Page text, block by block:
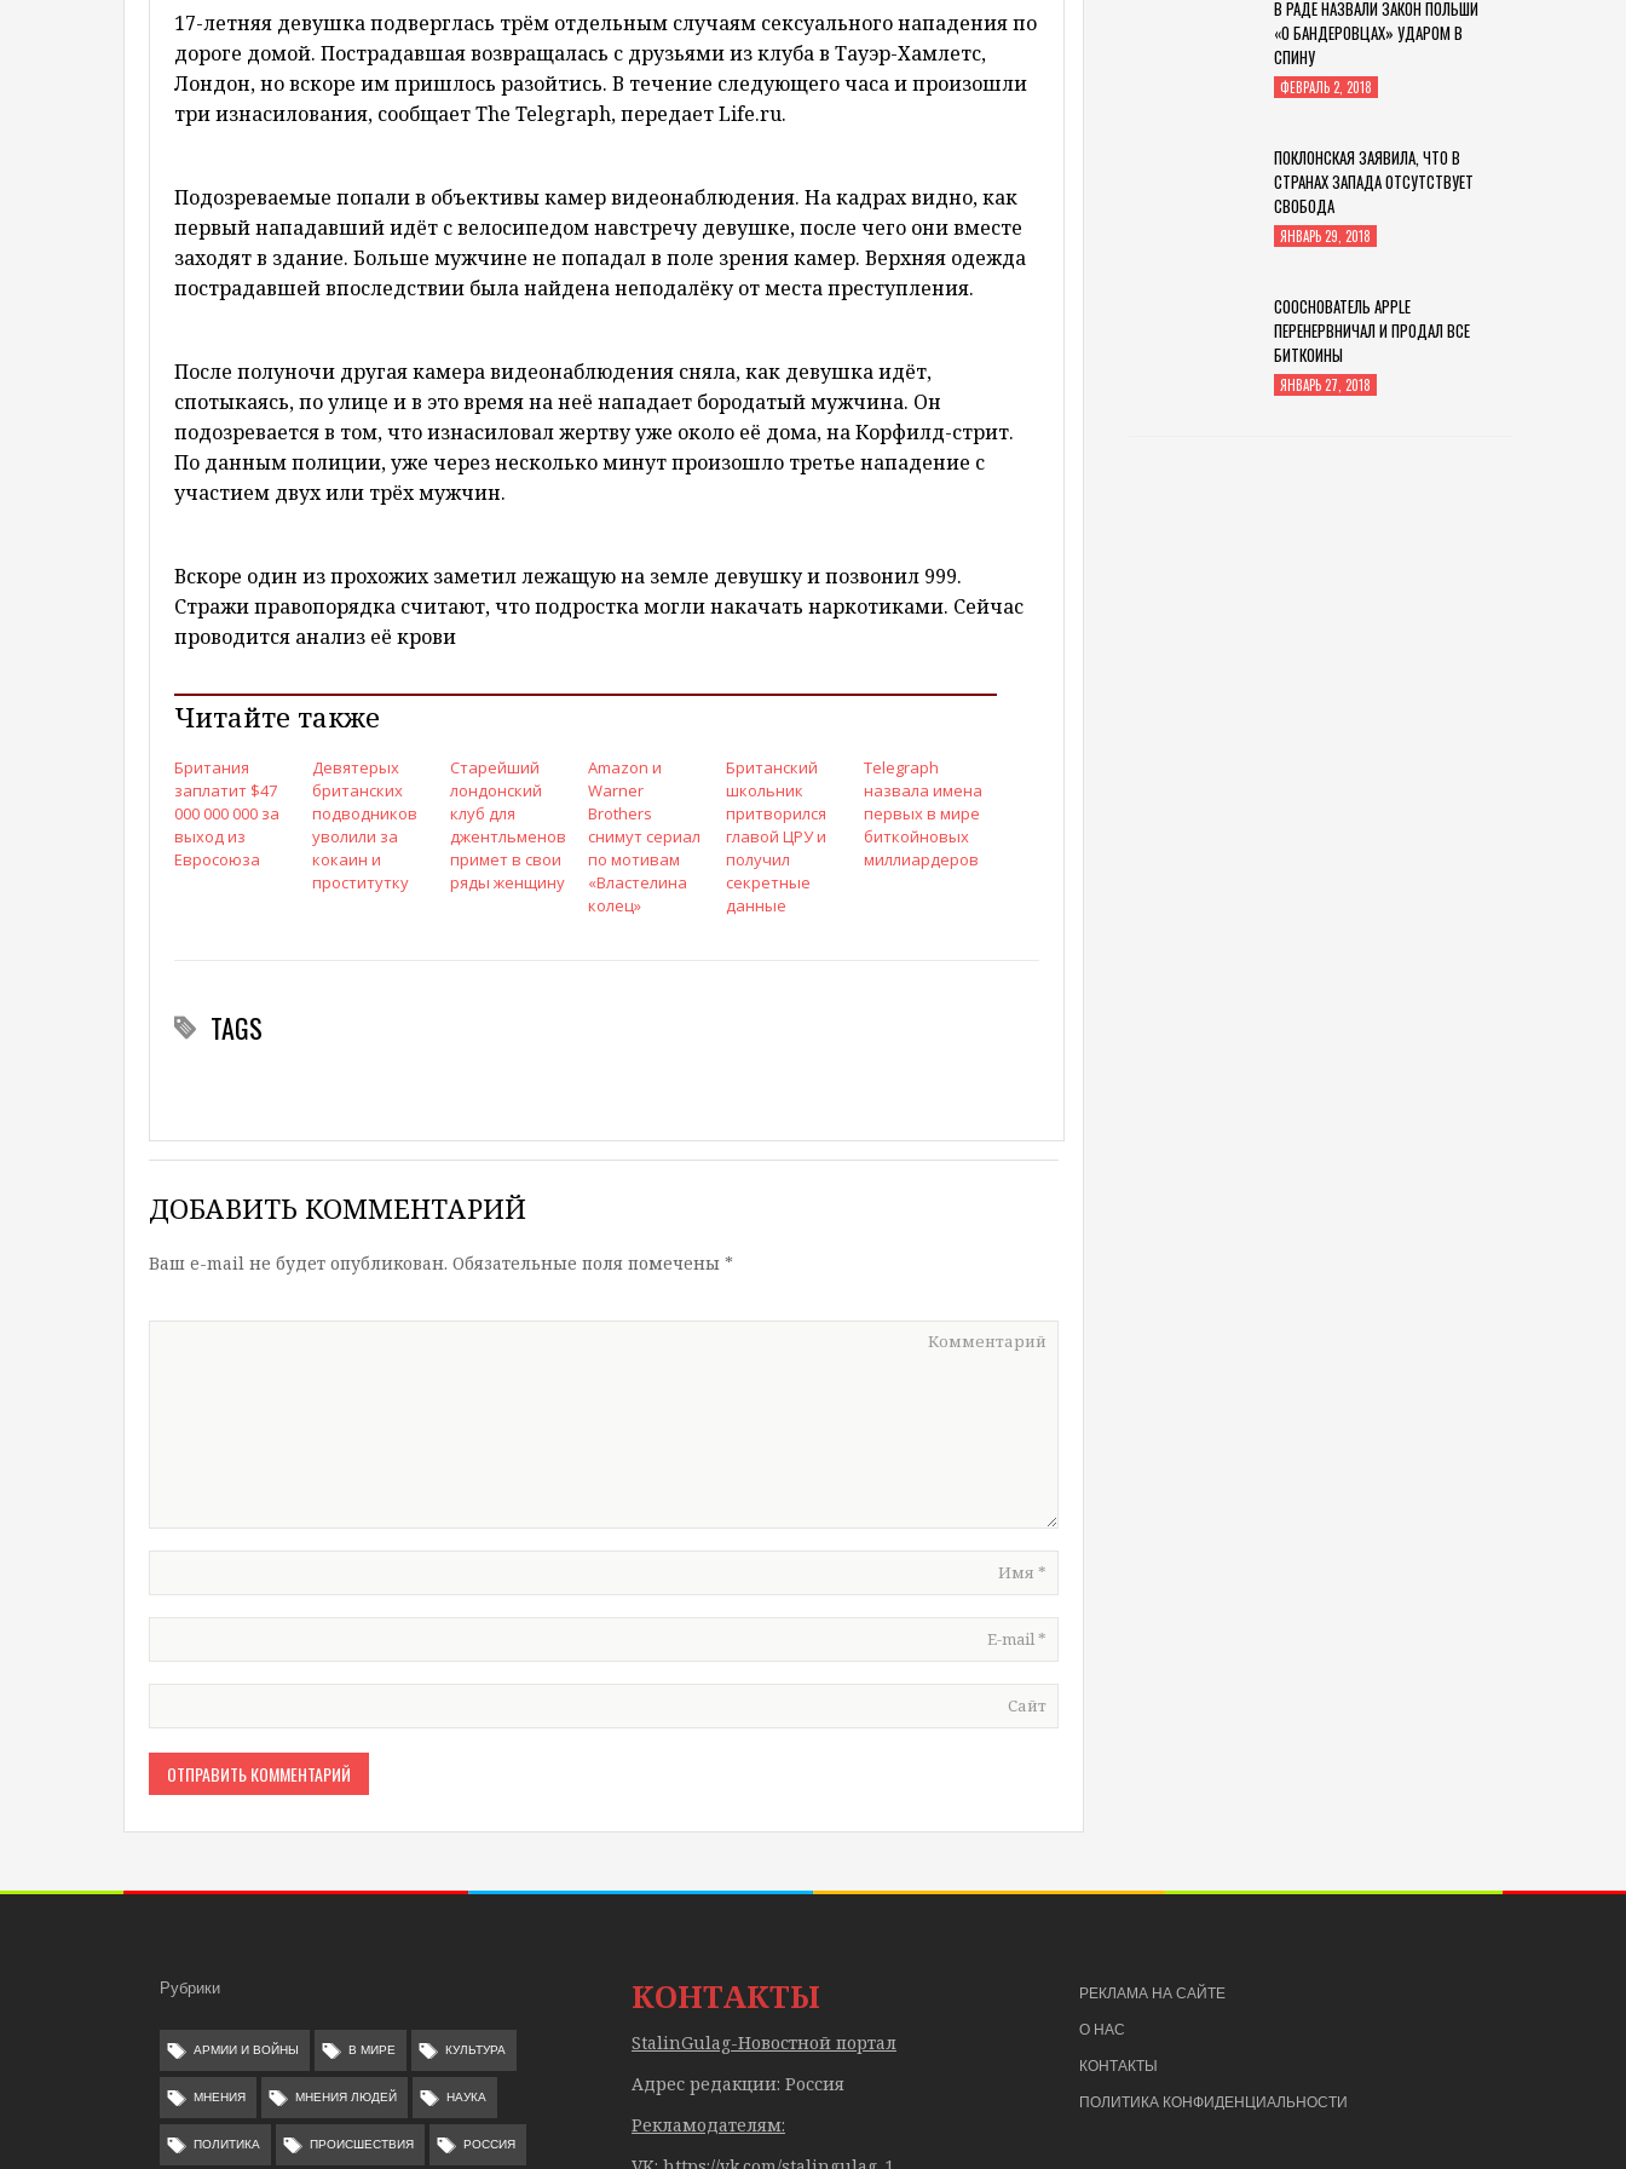
17-летняя девушка подверглась трём отдельным случаям сексуального нападения по
дороге домой. Пострадавшая возвращалась с друзьями из клуба в Тауэр-Хамлетс,
Лондон, но вскоре им пришлось разойтись. В течение следующего часа и произошли
три изнасилования, сообщает The Telegraph, передает Life.ru.
Подозреваемые попали в объективы камер видеонаблюдения. На кадрах видно, как
первый нападавший идёт с велосипедом навстречу девушке, после чего они вместе
заходят в здание. Больше мужчине не попадал в поле зрения камер. Верхняя одежда
пострадавшей впоследствии была найдена неподалёку от места преступления.
После полуночи другая камера видеонаблюдения сняла, как девушка идёт,
спотыкаясь, по улице и в это время на неё нападает бородатый мужчина. Он
подозревается в том, что изнасиловал жертву уже около её дома, на Корфилд-стрит.
По данным полиции, уже через несколько минут произошло третье нападение с
участием двух или трёх мужчин.
Вскоре один из прохожих заметил лежащую на земле девушку и позвонил 999.
Стражи правопорядка считают, что подростка могли накачать наркотиками. Сейчас
проводится анализ её крови
Читайте также
Британия
заплатит $47
000 000 000 за
выход из
Евросоюза
Девятерых
британских
подводников
уволили за
кокаин и
проститутку
Старейший
лондонский
клуб для
джентльменов
примет в свои
ряды женщину
Amazon и
Warner
Brothers
снимут сериал
по мотивам
«Властелина
колец»
Британский
школьник
притворился
главой ЦРУ и
получил
секретные
данные
Telegraph
назвала имена
первых в мире
биткойновых
миллиардеров
TAGS
ДОБАВИТЬ КОММЕНТАРИЙ
Ваш e-mail не будет опубликован. Обязательные поля помечены *
Комментарий
Имя*
E-mail*
Сайт
В РАДЕ НАЗВАЛИ ЗАКОН ПОЛЬШИ
«О БАНДЕРОВЦАХ» УДАРОМ В
СПИНУ
ФЕВРАЛЬ 2, 2018
ПОКЛОНСКАЯ ЗАЯВИЛА, ЧТО В
СТРАНАХ ЗАПАДА ОТСУТСТВУЕТ
СВОБОДА
ЯНВАРЬ 29, 2018
СООСНОВАТЕЛЬ APPLE
ПЕРЕНЕРВНИЧАЛ И ПРОДАЛ ВСЕ
БИТКОИНЫ
ЯНВАРЬ 27, 2018
Рубрики
АРМИИ И ВОЙНЫ В МИРЕ КУЛЬТУРА
МНЕНИЯ МНЕНИЯ ЛЮДЕЙ НАУКА
ПОЛИТИКА ПРОИСШЕСТВИЯ РОССИЯ
КОНТАКТЫ
StalinGulag-Новостной портал
Адрес редакции: Россия
Рекламодателям:
РЕКЛАМА НА САЙТЕ
О НАС
КОНТАКТЫ
ПОЛИТИКА КОНФИДЕНЦИАЛЬНОСТИ